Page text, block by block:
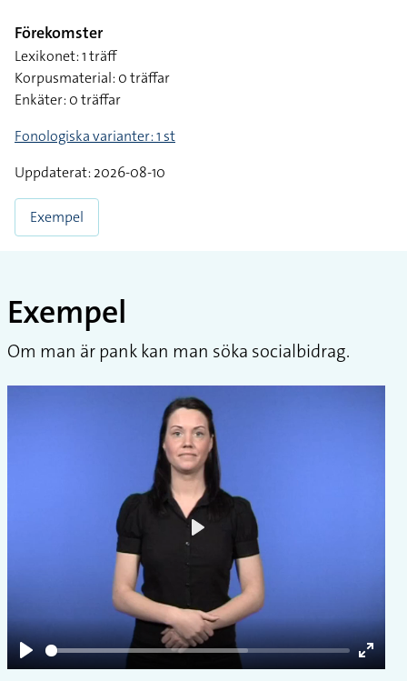
Förekomster
Lexikonet: 1 träff
Korpusmaterial: 0 träffar
Enkäter: 0 träffar
Fonologiska varianter: 1 st
Uppdaterat: 2026-08-10
Exempel
Exempel
Om man är pank kan man söka socialbidrag.
Play
Enter